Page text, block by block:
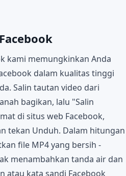
kami memungkinkan Anda
dalam kualitas tinggi
Salin tautan video dari
bagikan, lalu "Salin
di situs web Facebook,
tekan Unduh. Dalam hitungan
file MP4 yang bersih -
menambahkan tanda air dan
atau kata sandi Facebook